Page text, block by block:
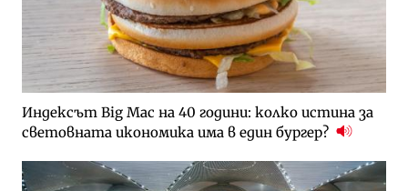
Индексът Big Mac на 40 години: колко истина за
световната икономика има в един бургер?